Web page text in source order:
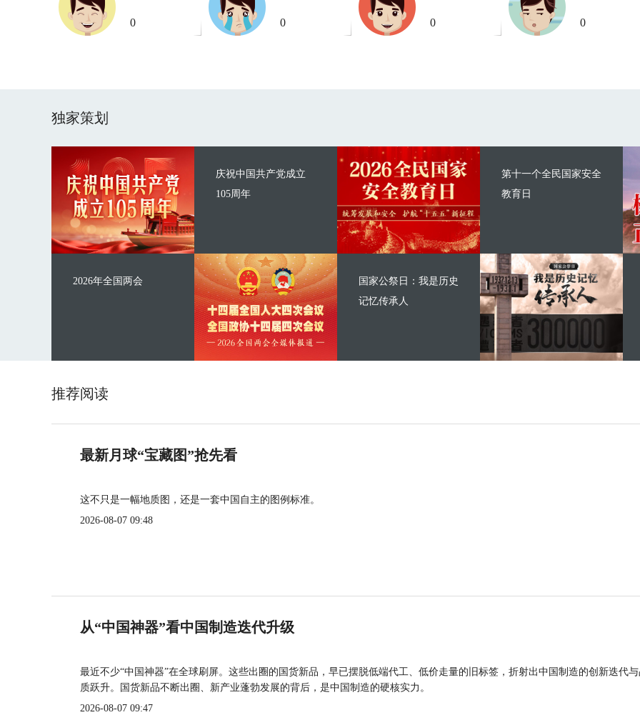
0 0 0 0
独家策划
庆祝中国共产党成立
105周年
2026年全国两会
第十一个全民国家安全
教育日
国家公祭日：我是历史
记忆传承人
推荐阅读
最新月球“宝藏图”抢先看
这不只是一幅地质图，还是一套中国自主的图例标准。
2026-08-07 09:48
从“中国神器”看中国制造迭代升级
最近不少“中国神器”在全球刷屏。这些出圈的国货新品，早已摆脱低端代工、低价走量的旧标签，折射出中国制造的创新迭代
质跃升。国货新品不断出圈、新产业蓬勃发展的背后，是中国制造的硬核实力。
2026-08-07 09:47